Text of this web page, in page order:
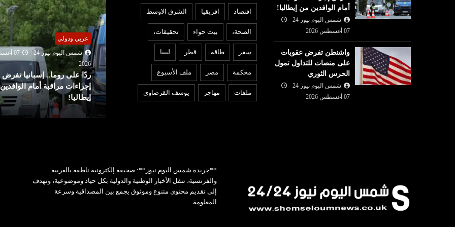
أمام الوافدين من إيطاليا!
شمس اليوم نيوز 24
07 أغسطس 2026
واشنطن تفرض عقوبات
على منصات للتداول تمول
الحرس الثوري
شمس اليوم نيوز 24
07 أغسطس 2026
افتصاد افريقيا الشرق الاوسط
الصحة، بيت حواء تحقيقات،
سفر طاقة قطر ليبيا
محكمة مصر ملف الأسبوع
ملفات مهاجر يوسف القرضاوي
كيف تقود
ملف التضامن
عربي ودولي
شمس اليوم نيوز 24
07 أغسطس
2026
توقيع اتفاق دفاع مشترك بين
السعودية وتركيا وباكستان
عربي ودولي
شمس اليوم نيوز 24
2026
ردًا على روما.. إسبانيا تفرض
إجراءات مراقبة أمام الوافدين من
إيطاليا!
عربي ودولي
شمس اليوم نيوز 24
07
2026
واشنطن تفرض عقوبات على
منصات للتداول تمول الحرس
الثوري
**جريدة شمس اليوم نيوز**: صحيفة إلكترونية ناطقة بالعربية
والفرنسية، تنقل الأخبار الوطنية والدولية بكل حياد وموضوعية، وتهدف
إلى تقديم محتوى متنوع وموثوق يجمع بين المصداقية وسرعة
المعلومة.